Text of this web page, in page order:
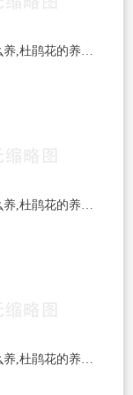
杜鹃花怎么养,杜鹃花的养殖重点是做好花期前后的管理
杜鹃花怎么养,杜鹃花的养殖重点是做好花期前后的管理
杜鹃花怎么养,杜鹃花的养殖重点是做好花期前后的管理